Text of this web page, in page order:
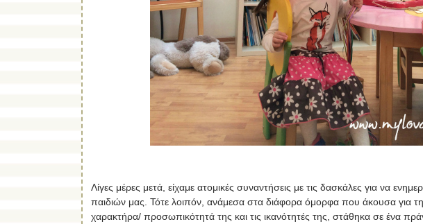
Λίγες μέρες μετά, είχαμε ατομικές συναντήσεις με τις δασκάλες για να
παιδιών μας. Τότε λοιπόν, ανάμεσα στα διάφορα όμορφα που άκουσα για τη
χαρακτήρα/ προσωπικότητά της και τις ικανότητές της, στάθηκα σε ένα